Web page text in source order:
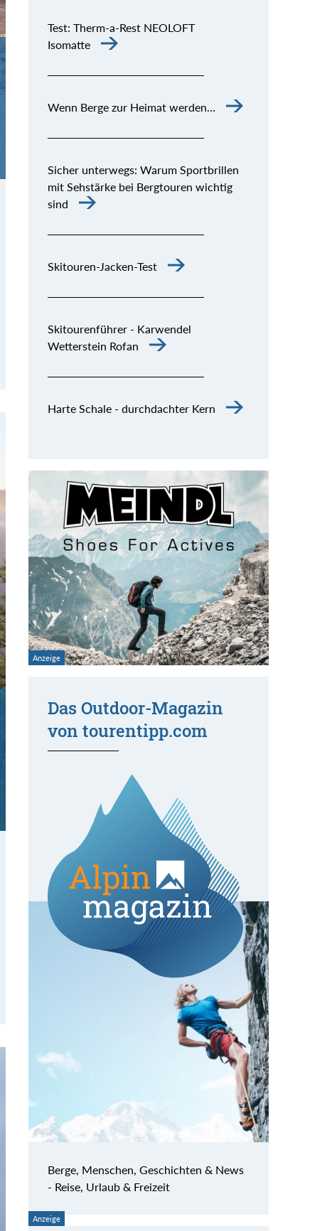
Test: Therm-a-Rest NEOLOFT
Isomatte
Wenn Berge zur Heimat werden…
Sicher unterwegs: Warum Sportbrillen
mit Sehstärke bei Bergtouren wichtig
sind
Skitouren-Jacken-Test
Skitourenführer - Karwendel
Wetterstein Rofan
Harte Schale - durchdachter Kern
Das Outdoor-Magazin
von tourentipp.com
Berge, Menschen, Geschichten & News
- Reise, Urlaub & Freizeit